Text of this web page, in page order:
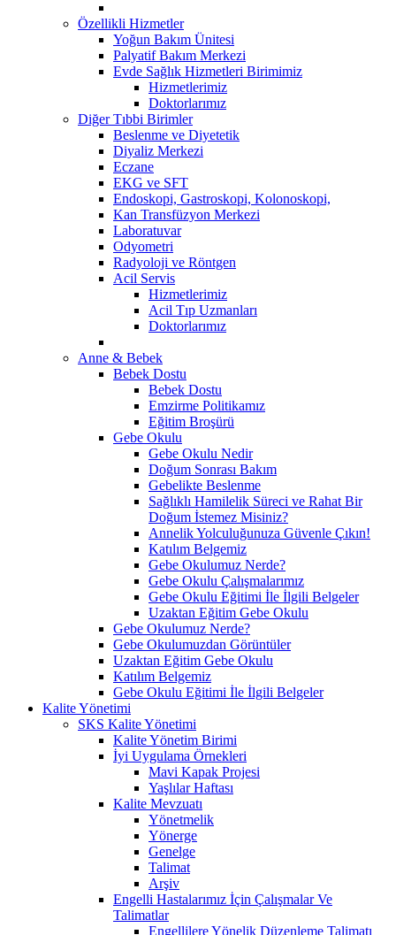
Özellikli Hizmetler
Yoğun Bakım Ünitesi
Palyatif Bakım Merkezi
Evde Sağlık Hizmetleri Birimimiz
Hizmetlerimiz
Doktorlarımız
Diğer Tıbbi Birimler
Beslenme ve Diyetetik
Diyaliz Merkezi
Eczane
EKG ve SFT
Endoskopi, Gastroskopi, Kolonoskopi,
Kan Transfüzyon Merkezi
Laboratuvar
Odyometri
Radyoloji ve Röntgen
Acil Servis
Hizmetlerimiz
Acil Tıp Uzmanları
Doktorlarımız
Anne & Bebek
Bebek Dostu
Bebek Dostu
Emzirme Politikamız
Eğitim Broşürü
Gebe Okulu
Gebe Okulu Nedir
Doğum Sonrası Bakım
Gebelikte Beslenme
Sağlıklı Hamilelik Süreci ve Rahat Bir
Doğum İstemez Misiniz?
Annelik Yolculuğunuza Güvenle Çıkın!
Katılım Belgemiz
Gebe Okulumuz Nerde?
Gebe Okulu Çalışmalarımız
Gebe Okulu Eğitimi İle İlgili Belgeler
Uzaktan Eğitim Gebe Okulu
Gebe Okulumuz Nerde?
Gebe Okulumuzdan Görüntüler
Uzaktan Eğitim Gebe Okulu
Katılım Belgemiz
Gebe Okulu Eğitimi İle İlgili Belgeler
Kalite Yönetimi
SKS Kalite Yönetimi
Kalite Yönetim Birimi
İyi Uygulama Örnekleri
Mavi Kapak Projesi
Yaşlılar Haftası
Kalite Mevzuatı
Yönetmelik
Yönerge
Genelge
Talimat
Arşiv
Engelli Hastalarımız İçin Çalışmalar Ve
Talimatlar
Engellilere Yönelik Düzenleme Talimatı